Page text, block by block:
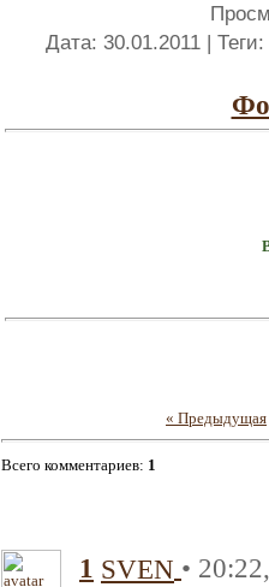
Дата: 30.01.2011 | Теги:
« Предыдущая
Всего комментариев: 1
1 SVEN •